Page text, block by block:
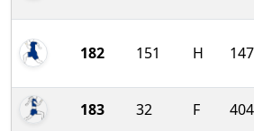
182 151 H 147
183 32 F 404